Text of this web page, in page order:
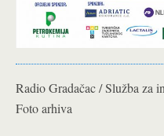
Radio Gradačac / Služba za
Foto arhiva